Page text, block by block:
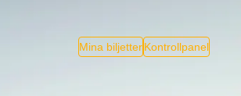
Mina biljetterKontrollpanel